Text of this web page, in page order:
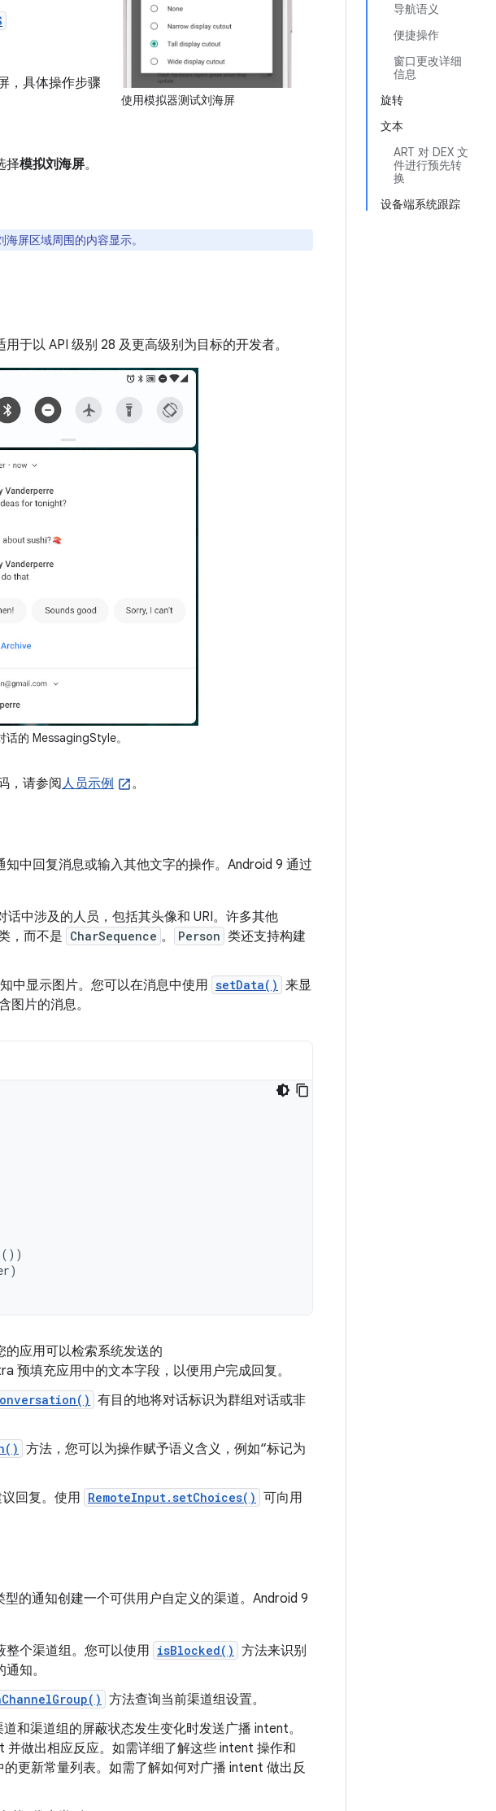
导航语义
便捷操作
窗口更改详细
信息
旋转
文本
ART 对 DEX 文
件进行预先转
换
设备端系统跟踪
使用模拟器测试刘海屏
，具体操作步骤
择模拟刘海屏。
屏区域周围的内容显示。
于以 API 级别 28 及更高级别为目标的开发者。
话的 MessagingStyle。
，请参阅人员示例 。
中回复消息或输入其他文字的操作。Android 9 通过
话中涉及的人员，包括其头像和 URI。许多其他
，而不是 CharSequence 。 Person 类还支持构建
中显示图片。您可以在消息中使用 setData() 来显
图片的消息。
())
)
应用可以检索系统发送的
预填充应用中的文本字段，以便用户完成回复。
有目的地将对话标识为群组对话或非
方法，您可以为操作赋予语义含义，例如“标记为
回复。使用 RemoteInput.setChoices() 可向用
型的通知创建一个可供用户自定义的渠道。Android 9
整个渠道组。您可以使用 isBlocked() 方法来识别
知。
方法查询当前渠道组设置。
和渠道组的屏蔽状态发生变化时发送广播 intent。
做出相应反应。如需详细了解这些 intent 操作和
的更新常量列表。如需了解如何对广播 intent 做出反